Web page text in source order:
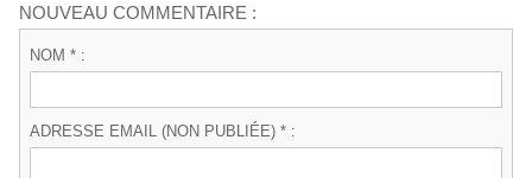
NOUVEAU COMMENTAIRE :
NOM * :
ADRESSE EMAIL (NON PUBLIÉE) * :